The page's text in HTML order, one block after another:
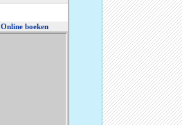
Online boeken